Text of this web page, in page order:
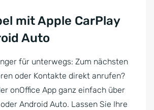
mit Apple CarPlay
Auto
für unterwegs: Zum nächsten
oder Kontakte direkt anrufen?
onOffice App ganz einfach über
Android Auto. Lassen Sie Ihre